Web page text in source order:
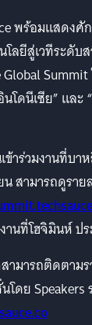
พร้อมแสดงศั
โลยีสู่เวทีระดั
Global
โดนีเซีย” และ
าร่วมงานที่บา
สามารถดูราย
านที่โฮจิมินห์ ป
ามารถติดตาม
ดย Speakers